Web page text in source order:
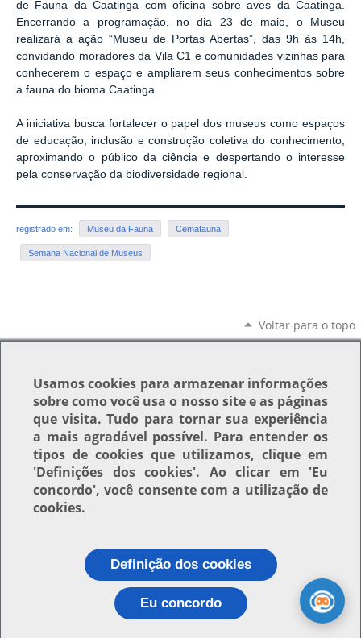
de Fauna da Caatinga com oficina sobre aves da Caatinga.
Encerrando a programação, no dia 23 de maio, o Museu
realizará a ação “Museu de Portas Abertas”, das 9h às 14h,
convidando moradores da Vila C1 e comunidades vizinhas para
conhecerem o espaço e ampliarem seus conhecimentos sobre
a fauna do bioma Caatinga.
A iniciativa busca fortalecer o papel dos museus como espaços
de educação, inclusão e construção coletiva do conhecimento,
aproximando o público da ciência e despertando o interesse
pela conservação da biodiversidade regional.
registrado em: Museu da Fauna Cemafauna
Semana Nacional de Museus
Voltar para o topo
Usamoscookies para armazenar informações
sobre como você usa o nosso site e as páginas
que visita. Tudo para tornar sua experiência
a mais agradável possível. Para entender os
tipos de cookies que utilizamos, clique em
'Definições dos cookies'. Ao clicar em 'Eu
concordo', você consente com a utilização de
cookies.